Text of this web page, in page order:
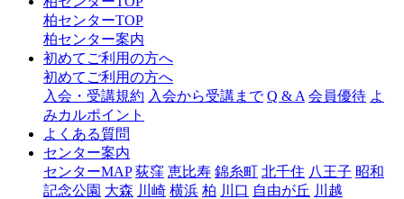
ャ
柏センターTOP
柏センター案内
初めてご利用の方へ
初めてご利用の方へ
入会・受講規約 入会から受講まで Q & A 会員優待 よ
みカルポイント
よくある質問
センター案内
センターMAP 荻窪 恵比寿 錦糸町 北千住 八王子 昭和
記念公園 大森 川崎 横浜 柏 川口 自由が丘 川越